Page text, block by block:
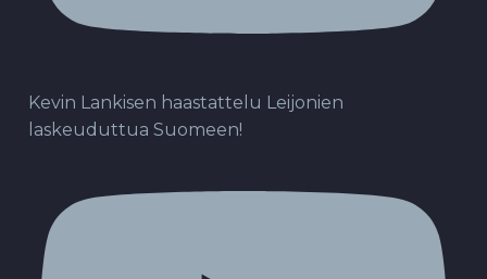
Kevin Lankisen haastattelu Leijonien
laskeuduttua Suomeen!